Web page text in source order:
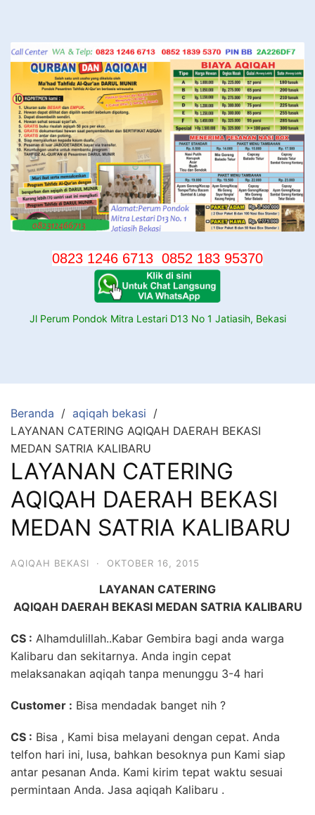
konten
0823 1246 6713 0852 183 95370
Jl Perum Pondok Mitra Lestari D13 No 1 Jatiasih, Bekasi
Beranda
aqiqah bekasi
LAYANAN CATERING AQIQAH DAERAH BEKASI
MEDAN SATRIA KALIBARU
LAYANAN CATERING
AQIQAH DAERAH BEKASI
MEDAN SATRIA KALIBARU
AQIQAH BEKASI · OKTOBER 16, 2015
LAYANAN CATERING
AQIQAH DAERAH BEKASI MEDAN SATRIA KALIBARU
CS : Alhamdulillah..Kabar Gembira bagi anda warga
Kalibaru dan sekitarnya. Anda ingin cepat
melaksanakan aqiqah tanpa menunggu 3-4 hari
Customer : Bisa mendadak banget nih ?
CS : Bisa , Kami bisa melayani dengan cepat. Anda
telfon hari ini, lusa, bahkan besoknya pun Kami siap
antar pesanan Anda. Kami kirim tepat waktu sesuai
permintaan Anda. Jasa aqiqah Kalibaru .